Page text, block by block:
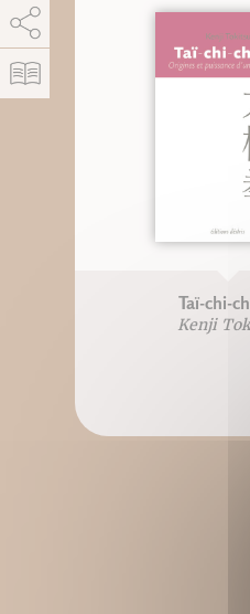
Taï-chi-
Kenji
AddThis est désactivé.